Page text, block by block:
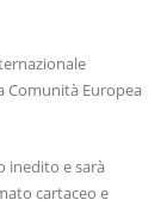
Comunità Europea
inedito e sarà
cartaceo e